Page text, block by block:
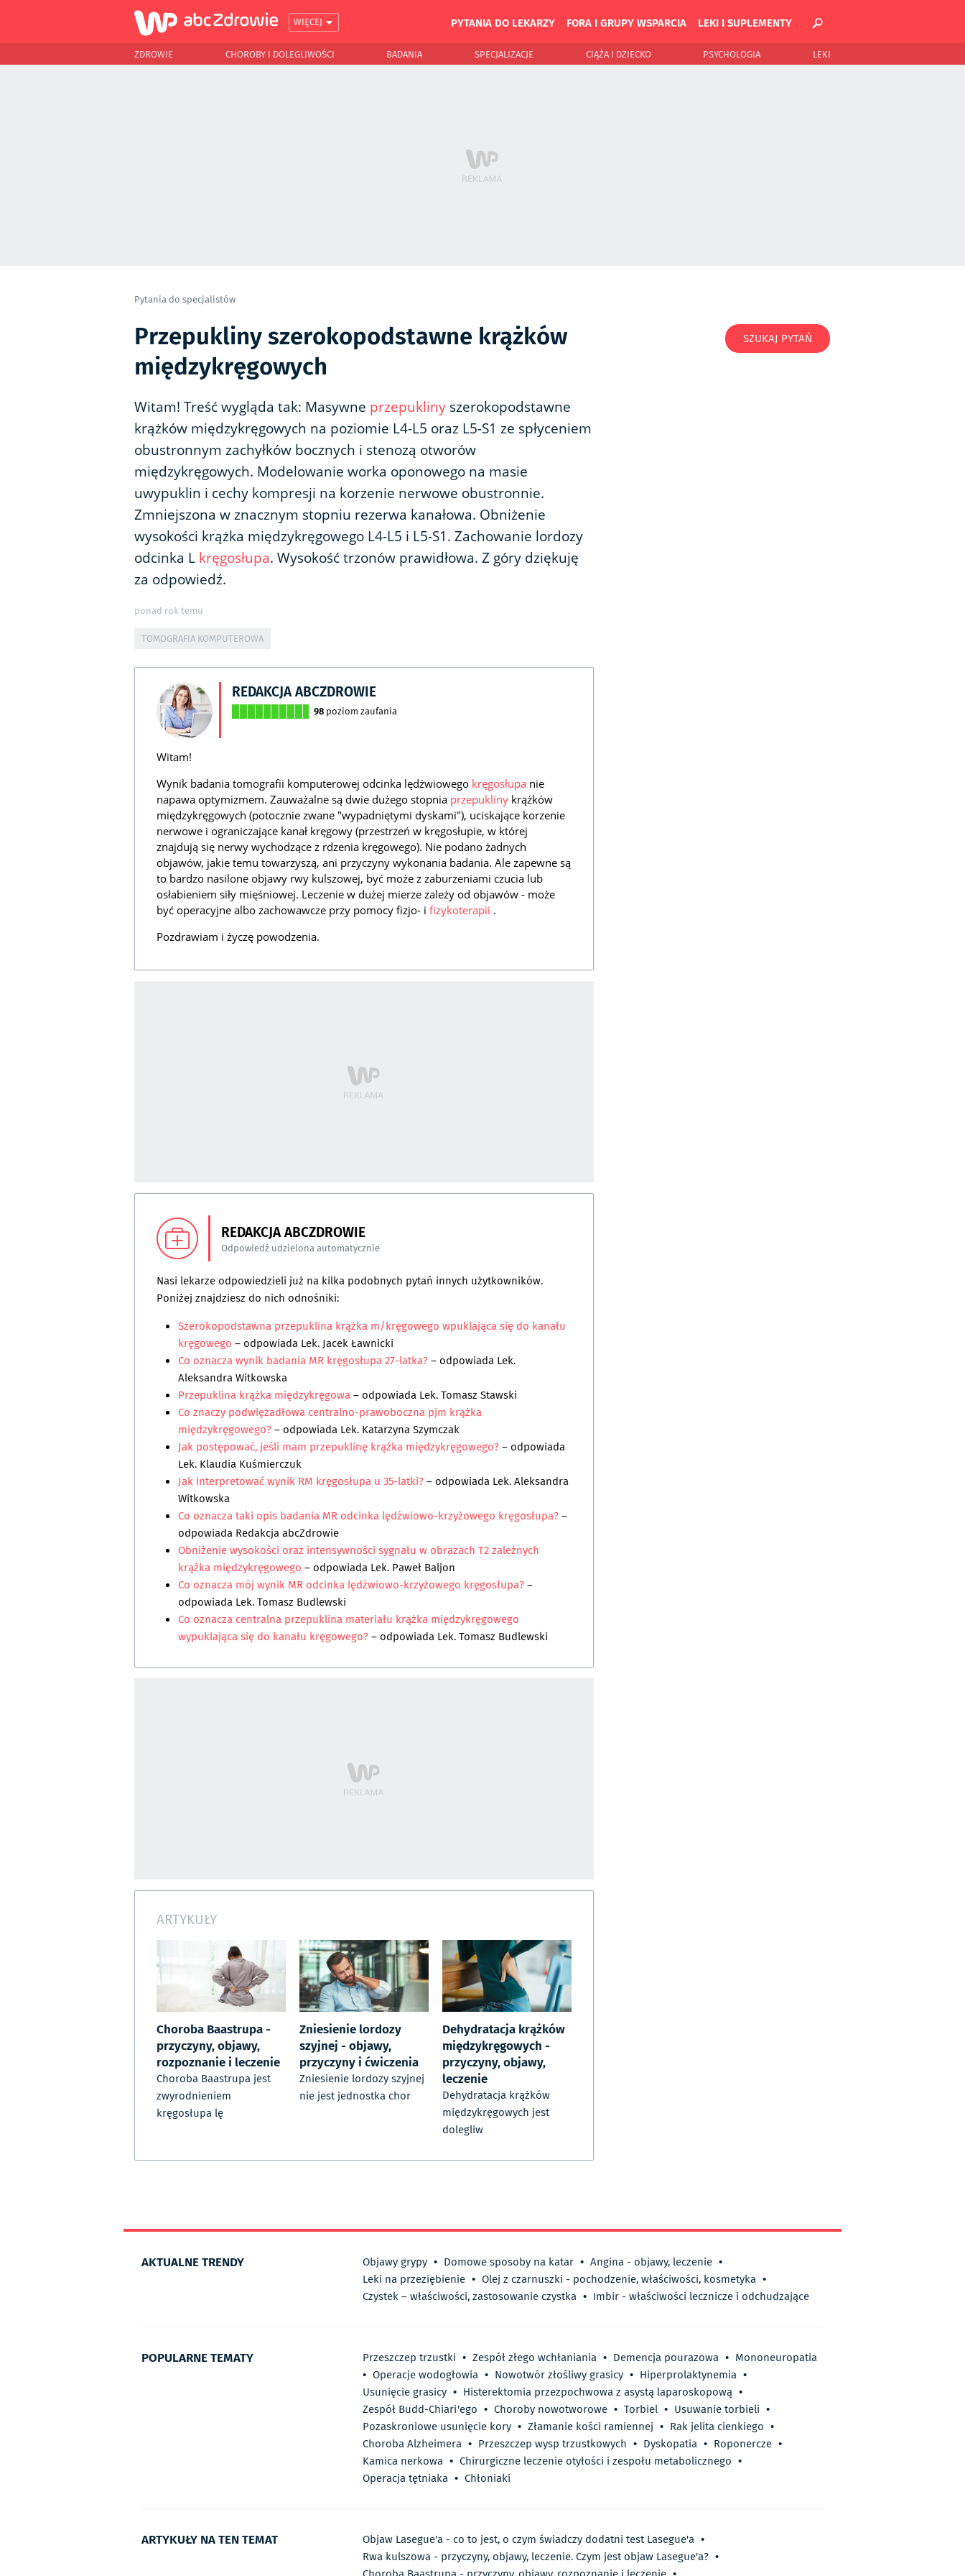
WIĘCEJ PYTANIA DO LEKARZY FORA I GRUPY WSPARCIA LEKI I SUPLEMENTY
ZDROWIE CHOROBY I DOLEGLIWOŚCI BADANIA SPECJALIZACJE CIĄŻA I DZIECKO PSYCHOLOGIA LEKI
Pytania do specjalistów
Przepukliny szerokopodstawne krążków
międzykręgowych
Witam! Treść wygląda tak: Masywne przepukliny szerokopodstawne
krążków międzykręgowych na poziomie L4-L5 oraz L5-S1 ze spłyceniem
obustronnym zachyłków bocznych i stenozą otworów
międzykręgowych. Modelowanie worka oponowego na masie
uwypuklin i cechy kompresji na korzenie nerwowe obustronnie.
Zmniejszona w znacznym stopniu rezerwa kanałowa. Obniżenie
wysokości krążka międzykręgowego L4-L5 i L5-S1. Zachowanie lordozy
odcinka L kręgosłupa. Wysokość trzonów prawidłowa. Z góry dziękuję
za odpowiedź.
ponad rok temu
TOMOGRAFIA KOMPUTEROWA
REDAKCJA ABCZDROWIE
98 poziom zaufania
Witam!
Wynik badania tomografii komputerowej odcinka lędźwiowego kręgosłupa nie
napawa optymizmem. Zauważalne są dwie dużego stopnia przepukliny krążków
międzykręgowych (potocznie zwane "wypadniętymi dyskami"), uciskające korzenie
nerwowe i ograniczające kanał kręgowy (przestrzeń w kręgosłupie, w której
znajdują się nerwy wychodzące z rdzenia kręgowego). Nie podano żadnych
objawów, jakie temu towarzyszą, ani przyczyny wykonania badania. Ale zapewne są
to bardzo nasilone objawy rwy kulszowej, być może z zaburzeniami czucia lub
osłabieniem siły mięśniowej. Leczenie w dużej mierze zależy od objawów - może
być operacyjne albo zachowawcze przy pomocy fizjo- i fizykoterapii .
Pozdrawiam i życzę powodzenia.
REDAKCJA ABCZDROWIE
Odpowiedź udzielona automatycznie
Nasi lekarze odpowiedzieli już na kilka podobnych pytań innych użytkowników.
Poniżej znajdziesz do nich odnośniki:
Szerokopodstawna przepuklina krążka m/kręgowego wpuklająca się do kanału
kręgowego – odpowiada Lek. Jacek Ławnicki
Co oznacza wynik badania MR kręgosłupa 27-latka?– odpowiada Lek.
Aleksandra Witkowska
Przepuklina krążka międzykręgowa– odpowiada Lek. Tomasz Stawski
Co znaczy podwięzadłowa centralno-prawoboczna pjm krążka
międzykręgowego?– odpowiada Lek. Katarzyna Szymczak
Jak postępować, jeśli mam przepuklinę krążka międzykręgowego?– odpowiada
Lek. Klaudia Kuśmierczuk
Jak interpretować wynik RM kręgosłupa u 35-latki?– odpowiada Lek. Aleksandra
Witkowska
Co oznacza taki opis badania MR odcinka lędźwiowo-krzyżowego kręgosłupa?–
odpowiada Redakcja abcZdrowie
Obniżenie wysokości oraz intensywności sygnału w obrazach T2 zależnych
krążka międzykręgowego – odpowiada Lek. Paweł Baljon
Co oznacza mój wynik MR odcinka lędźwiowo-krzyżowego kręgosłupa?–
odpowiada Lek. Tomasz Budlewski
Co oznacza centralna przepuklina materiału krążka międzykręgowego
wypuklająca się do kanału kręgowego?– odpowiada Lek. Tomasz Budlewski
ARTYKUŁY
Choroba Baastrupa -
przyczyny, objawy,
rozpoznanie i leczenie
Choroba Baastrupa jest
zwyrodnieniem
kręgosłupa lę
Zniesienie lordozy
szyjnej - objawy,
przyczyny i ćwiczenia
Zniesienie lordozy szyjnej
nie jest jednostka chor
Dehydratacja krążków
międzykręgowych -
przyczyny, objawy,
leczenie
Dehydratacja krążków
międzykręgowych jest
dolegliw
SZUKAJ PYTAŃ
AKTUALNE TRENDY Objawy grypy • Domowe sposoby na katar • Angina - objawy, leczenie •
Leki na przeziębienie • Olej z czarnuszki - pochodzenie, właściwości, kosmetyka •
Czystek – właściwości, zastosowanie czystka • Imbir - właściwości lecznicze i odchudzające
POPULARNE TEMATY Przeszczep trzustki • Zespół złego wchłaniania • Demencja pourazowa • Mononeuropatia
• Operacje wodogłowia • Nowotwór złośliwy grasicy • Hiperprolaktynemia •
Usunięcie grasicy • Histerektomia przezpochwowa z asystą laparoskopową •
Zespół Budd-Chiari'ego • Choroby nowotworowe • Torbiel • Usuwanie torbieli •
Pozaskroniowe usunięcie kory • Złamanie kości ramiennej • Rak jelita cienkiego •
Choroba Alzheimera • Przeszczep wysp trzustkowych • Dyskopatia • Roponercze •
Kamica nerkowa • Chirurgiczne leczenie otyłości i zespołu metabolicznego •
Operacja tętniaka • Chłoniaki
ARTYKUŁY NA TEN TEMAT Objaw Lasegue'a - co to jest, o czym świadczy dodatni test Lasegue'a •
Rwa kulszowa - przyczyny, objawy, leczenie. Czym jest objaw Lasegue'a? •